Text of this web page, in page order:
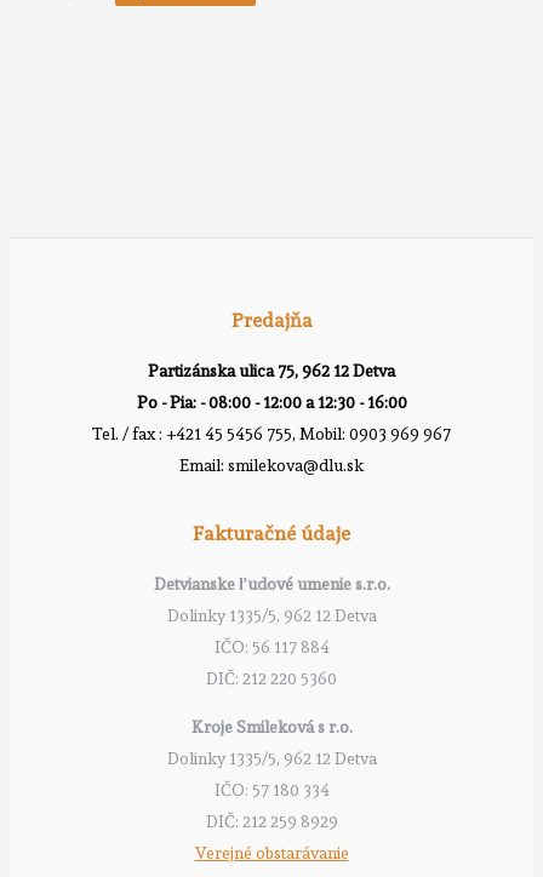
Predajňa
Partizánska ulica 75, 962 12 Detva
Po - Pia: - 08:00 - 12:00 a 12:30 - 16:00
Tel. / fax : +421 45 5456 755, Mobil: 0903 969 967
Email: smilekova@dlu.sk
Fakturačné údaje
Detvianske ľudové umenie s.r.o.
Dolinky 1335/5, 962 12 Detva
IČO: 56 117 884
DIČ: 212 220 5360
Kroje Smileková s r.o.
Dolinky 1335/5, 962 12 Detva
IČO: 57 180 334
DIČ: 212 259 8929
Verejné obstarávanie